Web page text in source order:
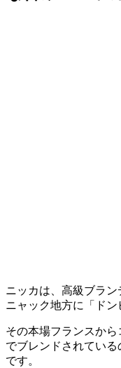
ニッカは、高級ブラ
ニャック地方に「ドン
その本場フランスか
でブレンドされてい
です。